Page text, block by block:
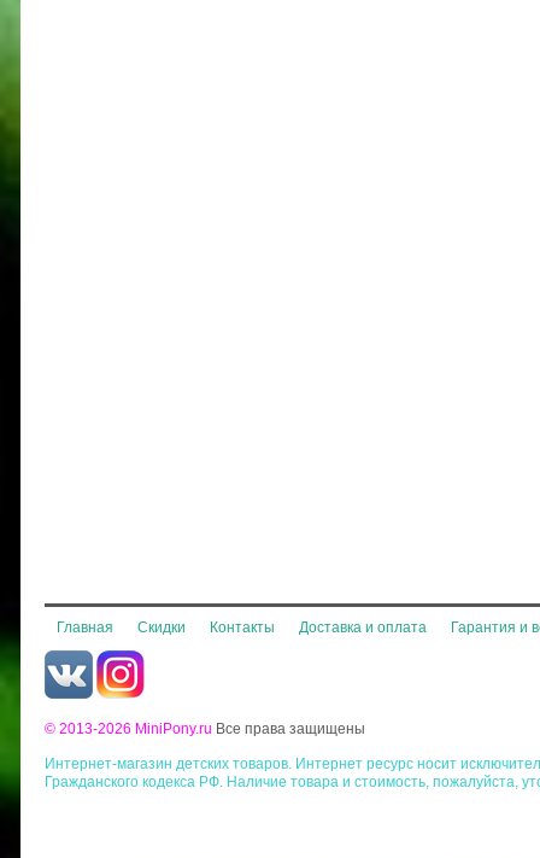
Главная Скидки Контакты Доставка и оплата Гарантия и
© 2013-2026 MiniPony.ru Все права защищены
Интернет-магазин детских товаров. Интернет ресурс носит
Гражданского кодекса РФ. Наличие товара и стоимость, пожалуйста,